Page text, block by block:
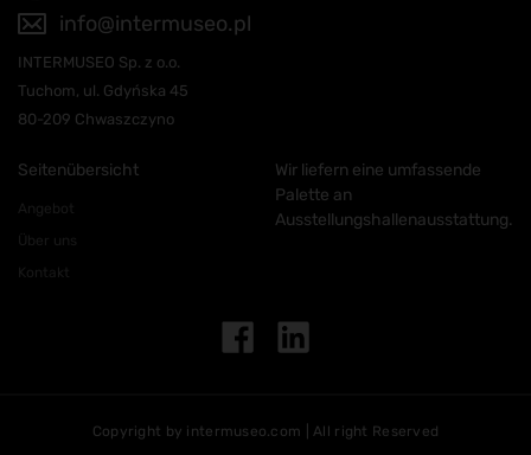
info@intermuseo.pl
INTERMUSEO Sp. z o.o.
Tuchom, ul. Gdyńska 45
80-209 Chwaszczyno
Seitenübersicht
Wir liefern eine umfassende
Palette an
Ausstellungshallenausstattung.
Copyright by intermuseo.com | All right Reserved